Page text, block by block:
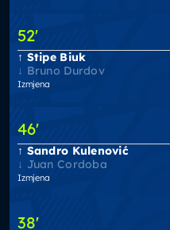
52'
Stipe Biuk
Bruno Durdov
Izmjena
46'
Sandro Kulenović
Juan Cordoba
Izmjena
38'